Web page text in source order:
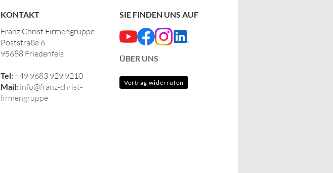
KONTAKT
Franz Christ Firmengruppe
Poststraße 6
95688 Friedenfels
Tel:+49 9683 929 9210
Mail: info@franz-christ-
firmengruppe
SIE FINDEN UNS AUF
ÜBER UNS
Vertrag widerrufen